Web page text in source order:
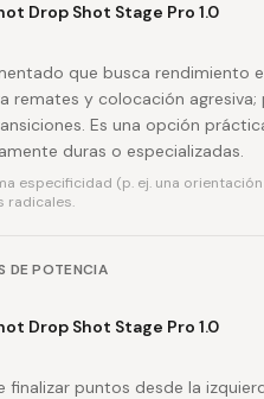
Drop Shot Stage Pro 1.0
que busca rendimiento
remates y colocación
Es una opción
duras o especializadas.
especificidad (p. ej. una
radicales.
DE POTENCIA
Drop Shot Stage Pro 1.0
finalizar puntos desde la